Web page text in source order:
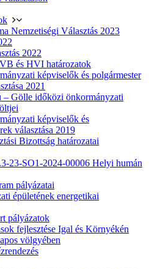
Nemzetiségi Választás 2023
2022
és HVI határozatok
képviselők és polgármester
2021
– Gölle időközi önkormányzati
képviselők és
választása 2019
Bizottság határozatai
23-SO1-2024-00006 Helyi humán
pályázatai
épületének energetikai
pályázatok
fejlesztése Igal és Környékén
völgyében